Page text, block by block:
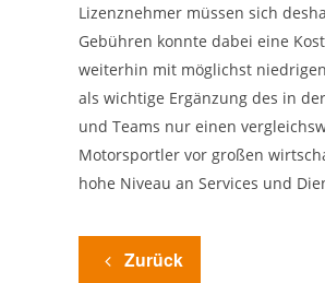
Lizenznehmer müssen sich
Gebühren konnte dabei eine
weiterhin mit möglichst
als wichtige Ergänzung des in
und Teams nur einen
Motorsportler vor großen
hohe Niveau an Services und
Zurück
Statistiken
Cookies, die der Sammlung von
Berichten über die Website-
einzelne Besucher persönlich identifiziert
Google Analytics
Name: _gat, _ga, _gid
Diese Cookies dienen